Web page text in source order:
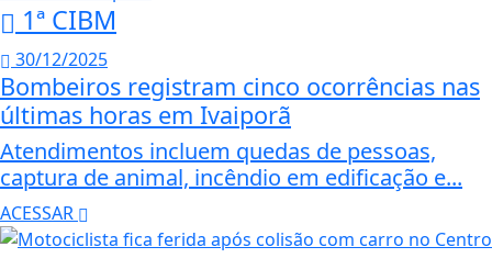
1ª CIBM
30/12/2025
Bombeiros registram cinco ocorrências nas
últimas horas em Ivaiporã
Atendimentos incluem quedas de pessoas,
captura de animal, incêndio em edificação e...
ACESSAR